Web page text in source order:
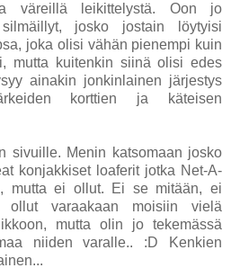
väreillä leikittelystä. Oon jo
josko jostain löytyisi
joka olisi vähän pienempi kuin
mutta kuitenkin siinä olisi edes
ainakin jonkinlainen järjestys
korttien ja käteisen
sivuille. Menin katsomaan josko
konjakkiset loaferit jotka Net-A-
mutta ei ollut. Ei se mitään, ei
ollut varaakaan moisiin vielä
mutta olin jo tekemässä
niiden varalle.. :D Kenkien